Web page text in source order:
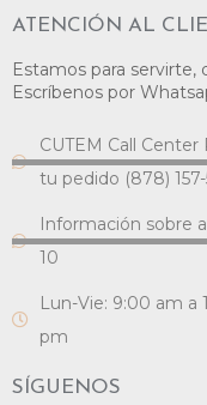
ATENCIÓN AL
Estamos para servirte,
Escríbenos por
CUTEM Call
tu pedido (878)
Información sobre
10
Lun-Vie: 9:00 am a
pm
SÍGUENOS